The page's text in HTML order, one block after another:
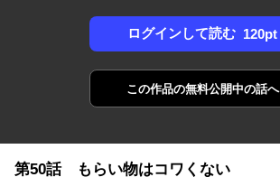
ログインして読む 120pt
この作品の無料公開中の話へ
第50話 もらい物はコワくない